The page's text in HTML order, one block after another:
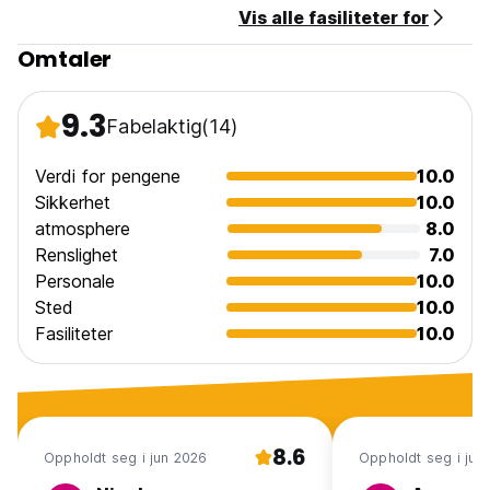
Vis alle fasiliteter for
Omtaler
9.3Fabelaktig(14)
Verdi for pengene
10.0
Sikkerhet
10.0
atmosphere
8.0
Renslighet
7.0
Personale
10.0
Sted
10.0
Fasiliteter
10.0
Oppholdt seg i jun 2026 8.6 Oppholdt seg i jun